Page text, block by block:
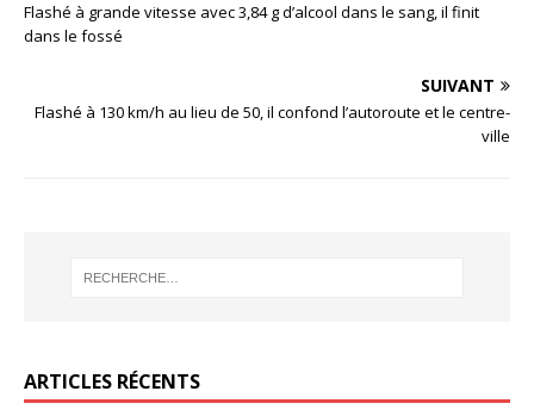
Flashé à grande vitesse avec 3,84 g d’alcool dans le sang, il finit
dans le fossé
SUIVANT
Flashé à 130 km/h au lieu de 50, il confond l’autoroute et le centre-
ville
ARTICLES RÉCENTS